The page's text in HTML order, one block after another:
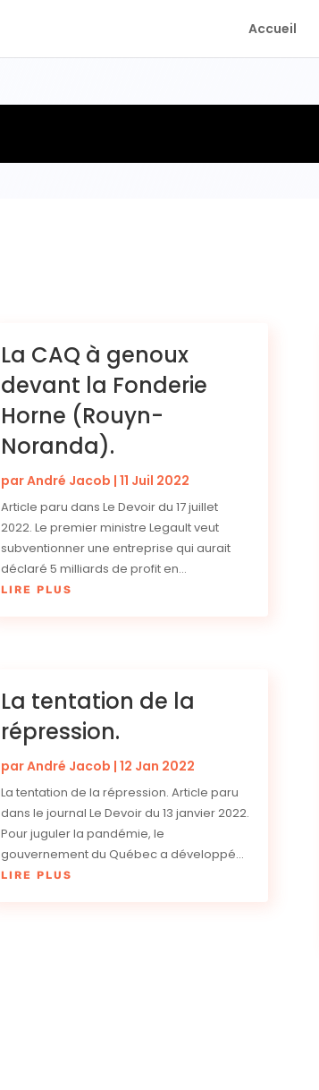
Accueil
La CAQ à genoux
devant la Fonderie
Horne (Rouyn-
Noranda).
parAndré Jacob | 11 Juil 2022
Article paru dans Le Devoir du 17 juillet
2022. Le premier ministre Legault veut
subventionner une entreprise qui aurait
déclaré 5 milliards de profit en...
LIRE PLUS
La tentation de la
répression.
parAndré Jacob | 12 Jan 2022
La tentation de la répression. Article paru
dans le journal Le Devoir du 13 janvier 2022.
Pour juguler la pandémie, le
gouvernement du Québec a développé...
LIRE PLUS